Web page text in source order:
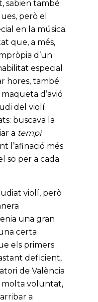
sabien també
però el
en la música.
que, a més,
d’un
especial
hores, també
d’avió
del violí
buscava la
a tempi
l’afinació més
so per a cada
violí, però
una gran
certa
els primers
deficient,
de València
molta voluntat,
a